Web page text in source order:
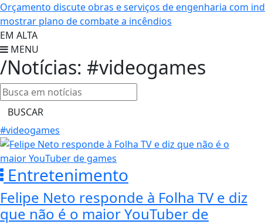
Orçamento discute obras e serviços de engenharia com
mostrar plano de combate a incêndios
EM ALTA
MENU
/Notícias: #videogames
BUSCAR
#videogames
Entretenimento
Felipe Neto responde à Folha TV e diz
que não é o maior YouTuber de